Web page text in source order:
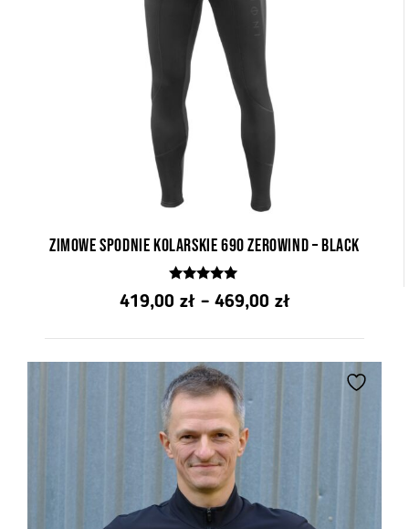
Zimowe spodnie kolarskie 690 ZeroWind – Black
4.90
z 5
419,00 zł – 469,00 złZakres
419,00 zł